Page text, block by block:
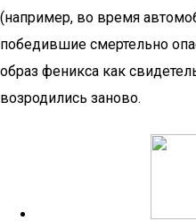
(например, во время
победившие смертельно
образ феникса как
возродились заново.